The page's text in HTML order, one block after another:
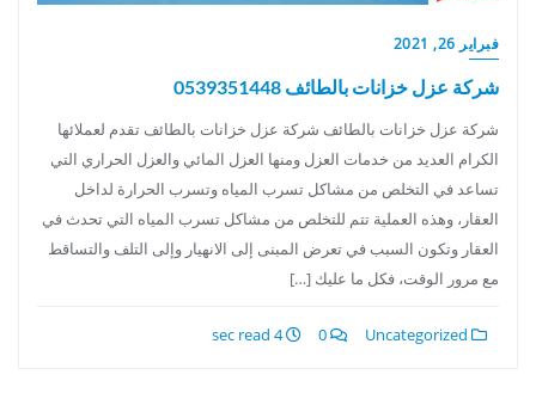
فبراير 26, 2021
شركة عزل خزانات بالطائف 0539351448
شركة عزل خزانات بالطائف شركة عزل خزانات بالطائف تقدم لعملائها
الكرام العديد من خدمات العزل ومنها العزل المائي والعزل الحراري التي
تساعد في التخلص من مشاكل تسرب المياه وتسرب الحرارة لداخل
العقار، وهذه العملية تتم للتخلص من مشاكل تسرب المياه التي تحدث في
العقار وتكون السبب في تعرض المبنى إلى الانهيار وإلى التلف والتساقط
مع مرور الوقت، فكل ما عليك […]
4 sec read